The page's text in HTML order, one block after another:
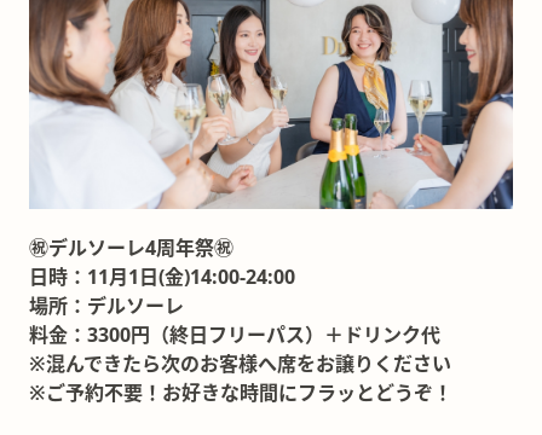
㊗️デルソーレ4周年祭㊗️
日時：11月1日(金)14:00-24:00
場所：デルソーレ
料金：3300円（終日フリーパス）＋ドリンク代
※混んできたら次のお客様へ席をお譲りください
※ご予約不要！お好きな時間にフラッとどうぞ！